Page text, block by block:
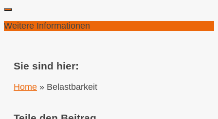
Weitere Informationen
Sie sind hier:
Home » Belastbarkeit